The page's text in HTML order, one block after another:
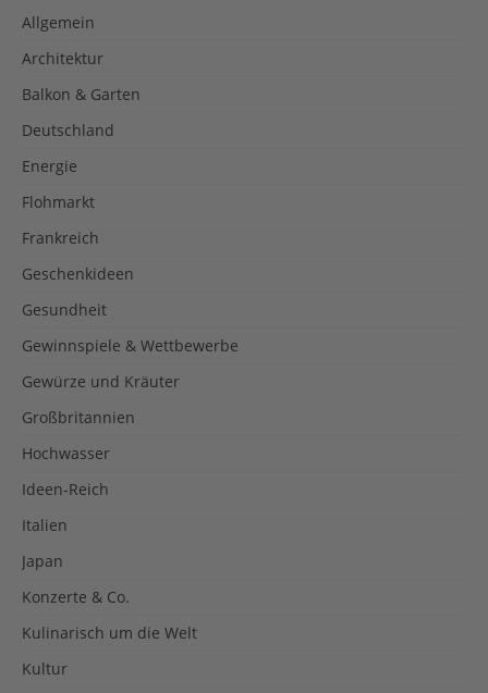
Allgemein
Architektur
Balkon & Garten
Deutschland
Energie
Flohmarkt
Frankreich
Geschenkideen
Gesundheit
Gewinnspiele & Wettbewerbe
Gewürze und Kräuter
Großbritannien
Hochwasser
Ideen-Reich
Italien
Japan
Konzerte & Co.
Kulinarisch um die Welt
Kultur